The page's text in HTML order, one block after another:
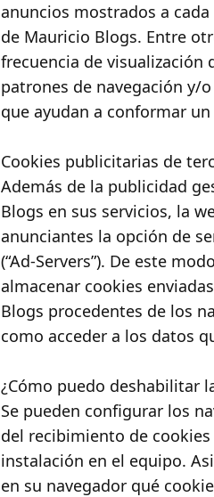
anuncios mostrados a
de Mauricio Blogs. Entre
frecuencia de visualización
patrones de navegación y/
que ayudan a conformar
Cookies publicitarias de
Además de la publicidad
Blogs en sus servicios, la
anunciantes la opción de
(“Ad-Servers”). De este
almacenar cookies
Blogs procedentes de los
como acceder a los datos
¿Cómo puedo deshabilitar
Se pueden configurar los
del recibimiento de
instalación en el equipo.
en su navegador qué